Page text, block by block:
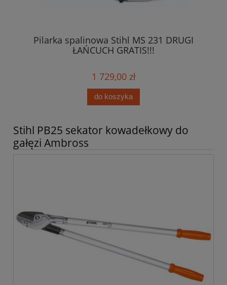
Pilarka spalinowa Stihl MS 231 DRUGI
ŁAŃCUCH GRATIS!!!
1 729,00 zł
do koszyka
Stihl PB25 sekator kowadełkowy do
gałęzi Ambross